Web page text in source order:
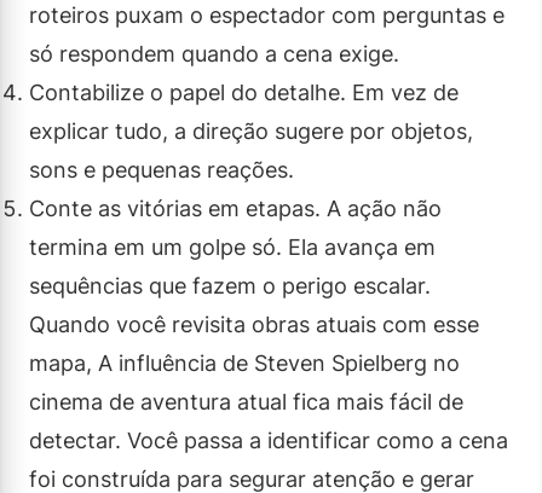
roteiros puxam o espectador com perguntas e
só respondem quando a cena exige.
Contabilize o papel do detalhe. Em vez de
explicar tudo, a direção sugere por objetos,
sons e pequenas reações.
Conte as vitórias em etapas. A ação não
termina em um golpe só. Ela avança em
sequências que fazem o perigo escalar.
Quando você revisita obras atuais com esse
mapa, A influência de Steven Spielberg no
cinema de aventura atual fica mais fácil de
detectar. Você passa a identificar como a cena
foi construída para segurar atenção e gerar